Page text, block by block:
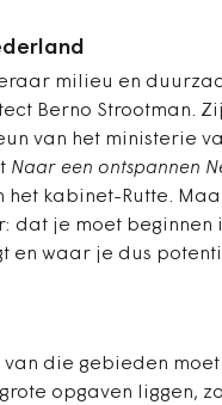
milieu en
Berno Strootman.
van het ministerie
Naar een ontspannen
het kabinet-Rutte.
dat je moet
en waar je dus
die gebieden
opgaven liggen,